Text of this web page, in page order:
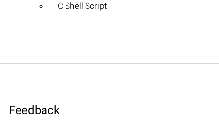
C Shell Script
Feedback